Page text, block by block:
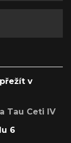
v
Tau Ceti IV
6